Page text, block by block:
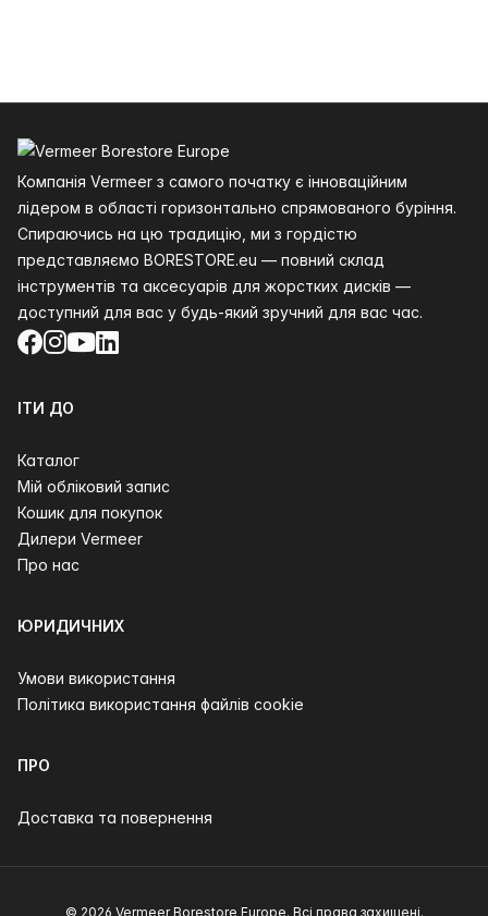
Компанія Vermeer з самого початку є інноваційним
лідером в області горизонтально спрямованого буріння.
Спираючись на цю традицію, ми з гордістю
представляємо BORESTORE.eu — повний склад
інструментів та аксесуарів для жорстких дисків —
доступний для вас у будь-який зручний для вас час.
Facebook
Instagram
YouTube
LinkedIn
ІТИ ДО
Каталог
Мій обліковий запис
Кошик для покупок
Дилери Vermeer
Про нас
ЮРИДИЧНИХ
Умови використання
Політика використання файлів cookie
ПРО
Доставка та повернення
© 2026 Vermeer Borestore Europe. Всі права захищені.